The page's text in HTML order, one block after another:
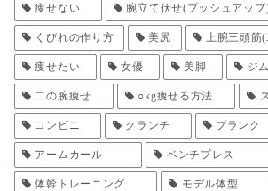
痩せない 腕立て伏せ(プッシュアップ
くびれの作り方 美尻 上腕三頭筋
痩せたい 女優 美脚 ジ
二の腕痩せ ○kg痩せる方法
コンビニ クランチ プランク
アームカール ベンチプレス
体幹トレーニング モデル体型